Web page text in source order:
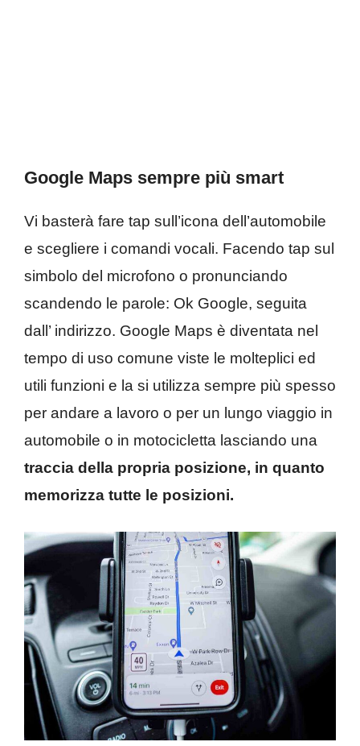
Google Maps sempre più smart
Vi basterà fare tap sull’icona dell’automobile
e scegliere i comandi vocali. Facendo tap sul
simbolo del microfono o pronunciando
scandendo le parole: Ok Google, seguita
dall’ indirizzo. Google Maps è diventata nel
tempo di uso comune viste le molteplici ed
utili funzioni e la si utilizza sempre più spesso
per andare a lavoro o per un lungo viaggio in
automobile o in motocicletta lasciando una
traccia della propria posizione, in quanto
memorizza tutte le posizioni.